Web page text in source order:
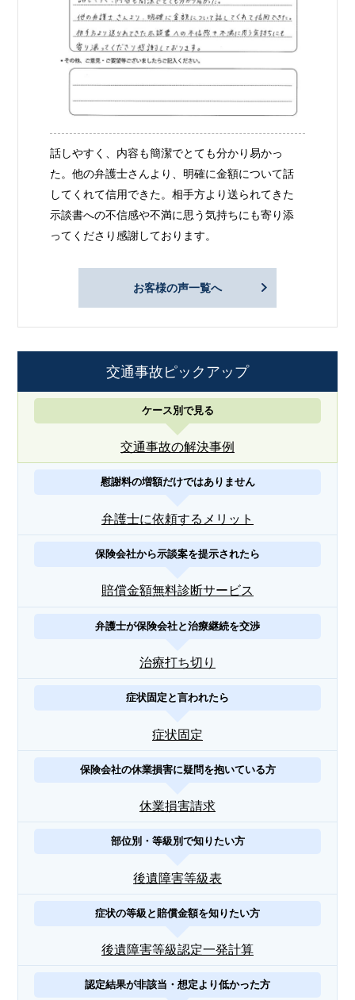
話しやすく、内容も簡潔でとても分かり易かっ
た。他の弁護士さんより、明確に金額について話
してくれて信用できた。相手方より送られてきた
示談書への不信感や不満に思う気持ちにも寄り添
ってくださり感謝しております。
お客様の声一覧へ
交通事故ピックアップ
ケース別で見る
交通事故の解決事例
慰謝料の増額だけではありません
弁護士に依頼するメリット
保険会社から示談案を提示されたら
賠償金額無料診断サービス
弁護士が保険会社と治療継続を交渉
治療打ち切り
症状固定と言われたら
症状固定
保険会社の休業損害に疑問を抱いている方
休業損害請求
部位別・等級別で知りたい方
後遺障害等級表
症状の等級と賠償金額を知りたい方
後遺障害等級認定一発計算
認定結果が非該当・想定より低かった方